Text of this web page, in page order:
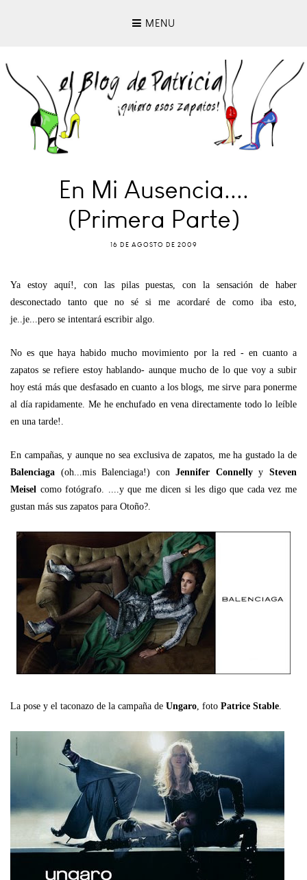
MENU
En Mi Ausencia....
(Primera Parte)
16 DE AGOSTO DE 2009
Ya estoy aquí!, con las pilas puestas, con la sensación de haber
desconectado tanto que no sé si me acordaré de como iba esto,
je..je...pero se intentará escribir algo.
No es que haya habido mucho movimiento por la red - en cuanto a
zapatos se refiere estoy hablando- aunque mucho de lo que voy a subir
hoy está más que desfasado en cuanto a los blogs, me sirve para ponerme
al día rapidamente. Me he enchufado en vena directamente todo lo leíble
en una tarde!.
En campañas, y aunque no sea exclusiva de zapatos, me ha gustado la de
Balenciaga (oh...mis Balenciaga!) conJennifer ConnellyySteven
Meisel como fotógrafo. ....y que me dicen si les digo que cada vez me
gustan más sus zapatos para Otoño?.
La pose y el taconazo de la campaña de Ungaro , foto Patrice Stable